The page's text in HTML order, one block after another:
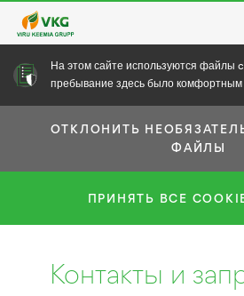
На этом сайте используются файлы
пребывание здесь было
ОТКЛОНИТЬ
ФАЙЛЫ
ПРИНЯТЬ ВСЕ
Контакты и